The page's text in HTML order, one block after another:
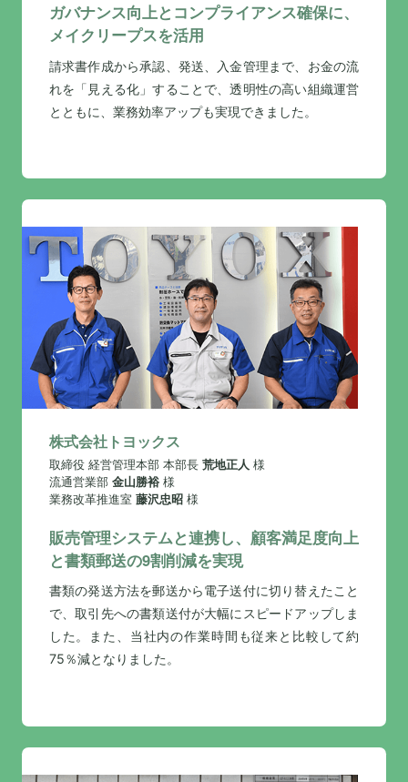
ガバナンス向上とコンプライアンス確保に、
メイクリープスを活用
請求書作成から承認、発送、入金管理まで、お金の流
れを「見える化」することで、透明性の高い組織運営
とともに、業務効率アップも実現できました。
株式会社トヨックス
取締役 経営管理本部 本部長 荒地正人 様
流通営業部 金山勝裕様
業務改革推進室 藤沢忠昭様
販売管理システムと連携し、顧客満足度向上
と書類郵送の9割削減を実現
書類の発送方法を郵送から電子送付に切り替えたこと
で、取引先への書類送付が大幅にスピードアップしま
した。また、当社内の作業時間も従来と比較して約
75％減となりました。